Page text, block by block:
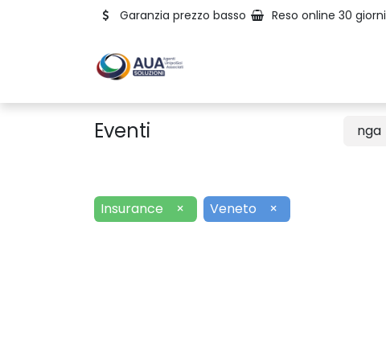
Garanzia prezzo basso Reso online 30 giorni
Eventi nga
Insurance × Veneto ×